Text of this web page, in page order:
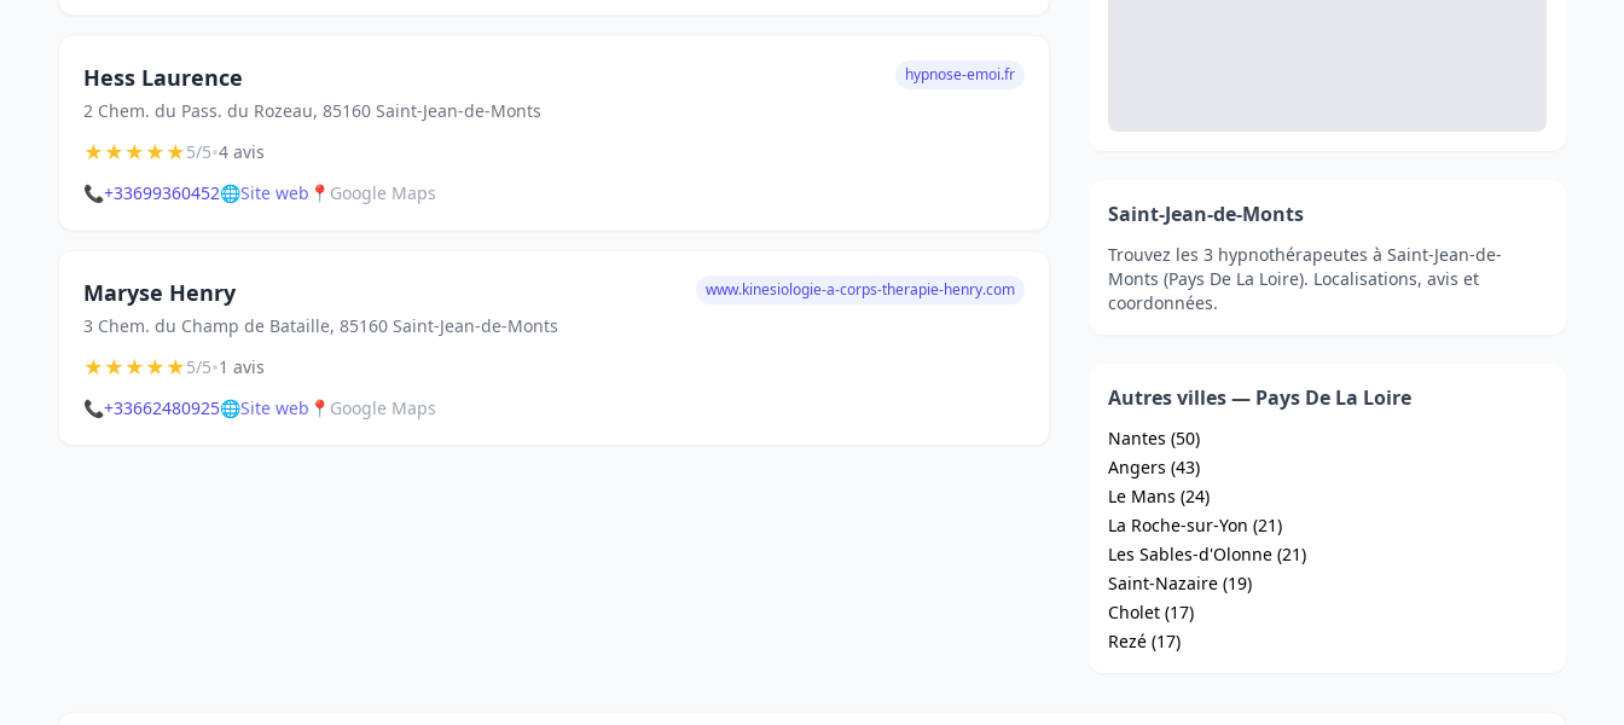
Hess Laurence
2 Chem. du Pass. du Rozeau, 85160 Saint-Jean-de-Monts
hypnose-emoi.fr
★★★★★5/5•4 avis
📞+33699360452🌐Site web 📍 Google Maps
Maryse Henry
3 Chem. du Champ de Bataille, 85160 Saint-Jean-de-Monts
www.kinesiologie-a-corps-therapie-henry.com
★★★★★5/5•1 avis
📞+33662480925🌐Site web 📍 Google Maps
Saint-Jean-de-Monts
Trouvez les 3 hypnothérapeutes à Saint-Jean-de-
Monts (Pays De La Loire). Localisations, avis et
coordonnées.
Autres villes — Pays De La Loire
Nantes (50)
Angers (43)
Le Mans (24)
La Roche-sur-Yon (21)
Les Sables-d'Olonne (21)
Saint-Nazaire (19)
Cholet (17)
Rezé (17)